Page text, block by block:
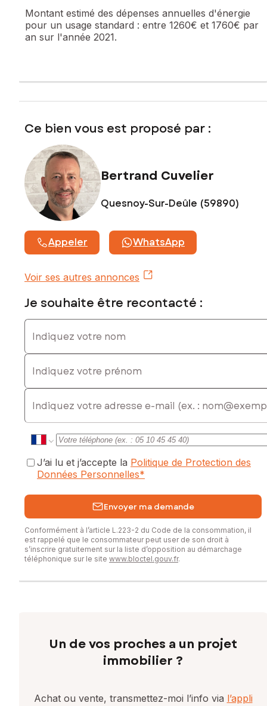
Les informations sur les risques auxquels ce bien est
exposé sont disponibles sur le site Géorisques :
Honoraires charge vendeur
Agent commercial immatriculé au RSAC de LILLE sous le
numéro 848 951 414
Montant estimé des dépenses annuelles d'énergie
pour un usage standard : entre 1260€ et 1760€ par
an sur l'année 2021.
Ce bien vous est proposé par :
Bertrand Cuvelier
Quesnoy-Sur-Deûle (59890)
Appeler WhatsApp
Voir ses autres annonces
Je souhaite être recontacté :
Indiquez votre nom
Indiquez votre prénom
E-mail
J’ai lu et j’accepte la Politique de Protection des
Données Personnelles*
Envoyer ma demande
Conformément à l’article L.223-2 du Code de la consommation, il
est rappelé que le consommateur peut user de son droit à
s’inscrire gratuitement sur la liste d’opposition au démarchage
téléphonique sur le site www.bloctel.gouv.fr.
Un de vos proches a un projet
immobilier ?
Achat ou vente, transmettez-moi l’info via l’appli